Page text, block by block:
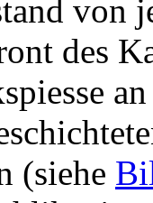
von
des
(siehe